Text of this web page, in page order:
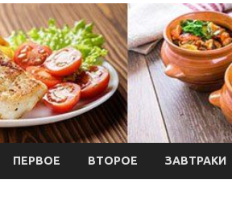
ПЕРВОЕ ВТОРОЕ ЗАВТРАКИ